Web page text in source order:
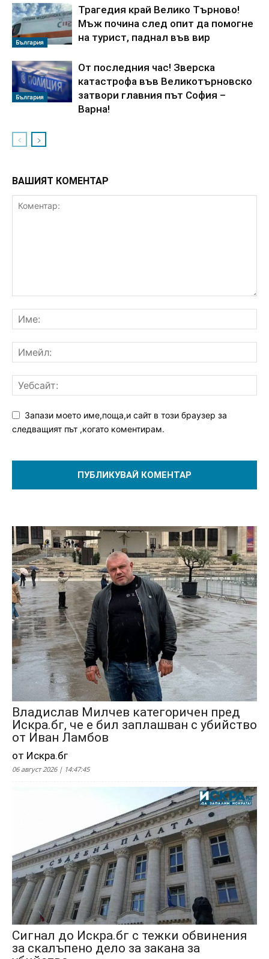
България
Трагедия край Велико Търново!
Мъж почина след опит да помогне
на турист, паднал във вир
България
От последния час! Зверска
катастрофа във Великотърновско
затвори главния път София –
Варна!
ВАШИЯТ КОМЕНТАР
Запази моето име,поща,и сайт в този браузер за
следващият път ,когато коментирам.
Владислав Милчев категоричен пред
Искра.бг, че е бил заплашван с убийство
от Иван Ламбов
от Искра.бг
06 август 2026 | 14:47:45
Сигнал до Искра.бг с тежки обвинения
за скалъпено дело за закана за